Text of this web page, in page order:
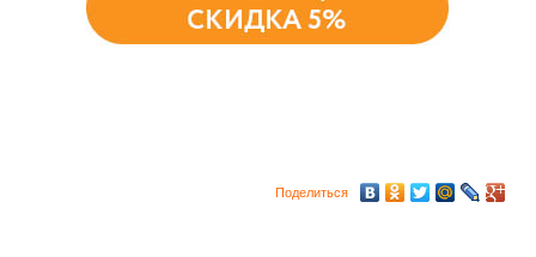
Поделиться